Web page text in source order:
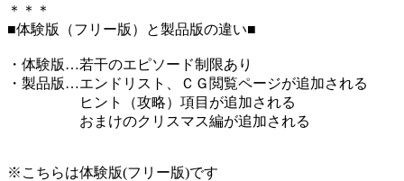
＊＊＊
■体験版（フリー版）と製品版の違い■
・体験版…若干のエピソード制限あり
・製品版…エンドリスト、ＣＧ閲覧ページが追加される
ヒント（攻略）項目が追加される
おまけのクリスマス編が追加される
※こちらは体験版(フリー版)です